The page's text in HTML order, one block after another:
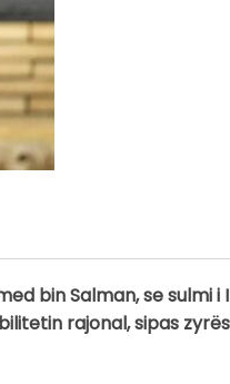
bin Salman, se sulmi i
rajonal, sipas